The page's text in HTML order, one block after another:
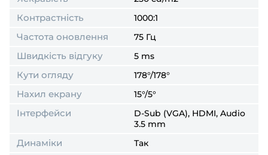
Контрастність 1000:1
Частота оновлення 75 Гц
Швидкість відгуку 5 ms
Кути огляду 178°/178°
Нахил екрану 15°/5°
Інтерфейси
D-Sub (VGA), HDMI, Audio
3.5 mm
Динаміки Так